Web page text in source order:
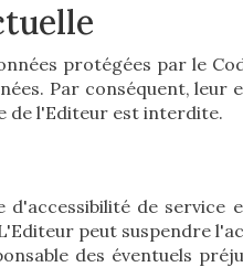
protégées par le
Par conséquent,
de l'Editeur est interdite.
de
peut suspendre
des éventuels